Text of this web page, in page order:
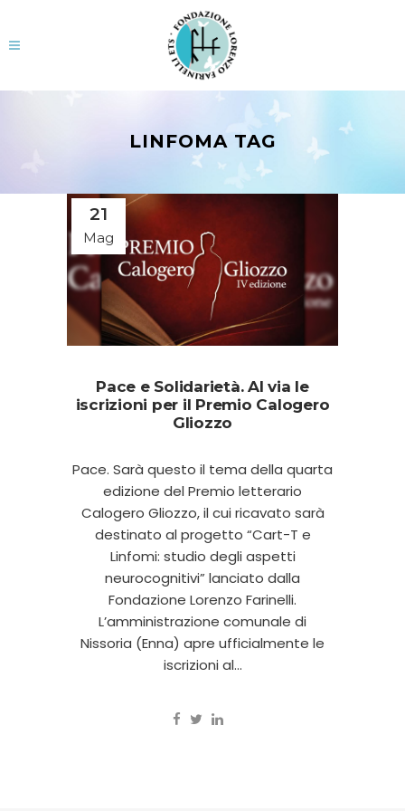
LINFOMA TAG
21
Mag
Pace e Solidarietà. Al via le
iscrizioni per il Premio Calogero
Gliozzo
Pace. Sarà questo il tema della quarta
edizione del Premio letterario
Calogero Gliozzo, il cui ricavato sarà
destinato al progetto “Cart-T e
Linfomi: studio degli aspetti
neurocognitivi” lanciato dalla
Fondazione Lorenzo Farinelli.
L’amministrazione comunale di
Nissoria (Enna) apre ufficialmente le
iscrizioni al...